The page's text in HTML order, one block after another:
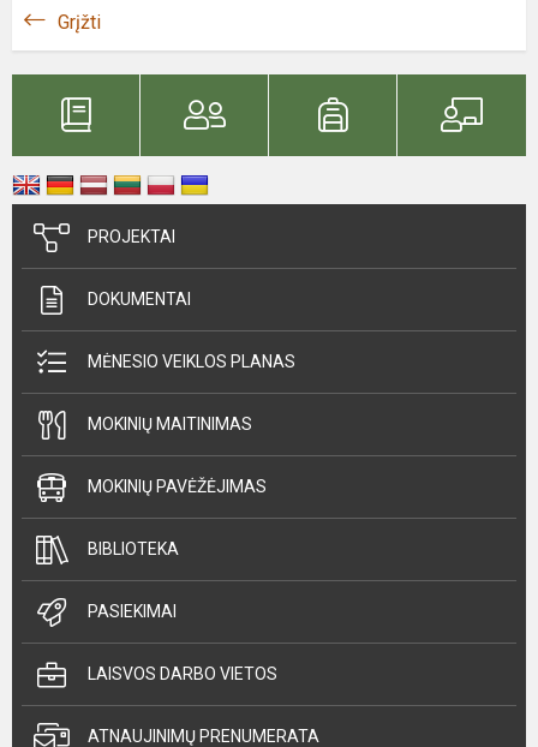
Grįžti
PROJEKTAI
DOKUMENTAI
MĖNESIO VEIKLOS PLANAS
MOKINIŲ MAITINIMAS
MOKINIŲ PAVĖŽĖJIMAS
BIBLIOTEKA
PASIEKIMAI
LAISVOS DARBO VIETOS
ATNAUJINIMŲ PRENUMERATA